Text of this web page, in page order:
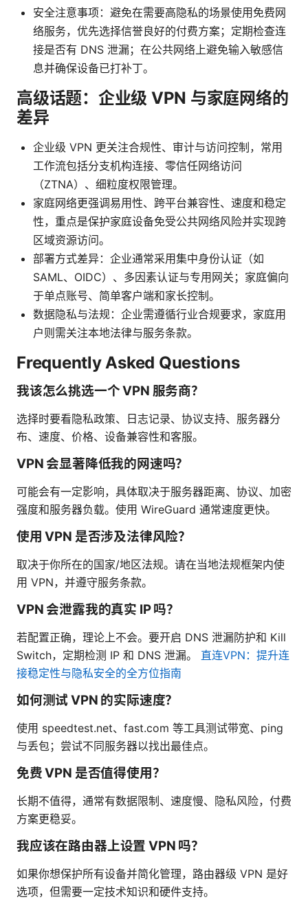
安全注意事项：避免在需要高隐私的场景使用免费网
络服务，优先选择信誉良好的付费方案；定期检查连
接是否有 DNS 泄漏；在公共网络上避免输入敏感信
息并确保设备已打补丁。
高级话题：企业级 VPN 与家庭网络的
差异
企业级 VPN 更关注合规性、审计与访问控制，常用
工作流包括分支机构连接、零信任网络访问
（ZTNA）、细粒度权限管理。
家庭网络更强调易用性、跨平台兼容性、速度和稳定
性，重点是保护家庭设备免受公共网络风险并实现跨
区域资源访问。
部署方式差异：企业通常采用集中身份认证（如
SAML、OIDC）、多因素认证与专用网关；家庭偏向
于单点账号、简单客户端和家长控制。
数据隐私与法规：企业需遵循行业合规要求，家庭用
户则需关注本地法律与服务条款。
Frequently Asked Questions
我该怎么挑选一个 VPN 服务商？
选择时要看隐私政策、日志记录、协议支持、服务器分
布、速度、价格、设备兼容性和客服。
VPN 会显著降低我的网速吗？
可能会有一定影响，具体取决于服务器距离、协议、加密
强度和服务器负载。使用 WireGuard 通常速度更快。
使用 VPN 是否涉及法律风险？
取决于你所在的国家/地区法规。请在当地法规框架内使
用 VPN，并遵守服务条款。
VPN 会泄露我的真实 IP 吗？
若配置正确，理论上不会。要开启 DNS 泄漏防护和 Kill
Switch，定期检测 IP 和 DNS 泄漏。 直连VPN：提升连
接稳定性与隐私安全的全方位指南
如何测试 VPN 的实际速度？
使用 speedtest.net、fast.com 等工具测试带宽、ping
与丢包；尝试不同服务器以找出最佳点。
免费 VPN 是否值得使用？
长期不值得，通常有数据限制、速度慢、隐私风险，付费
方案更稳妥。
我应该在路由器上设置 VPN 吗？
如果你想保护所有设备并简化管理，路由器级 VPN 是好
选项，但需要一定技术知识和硬件支持。